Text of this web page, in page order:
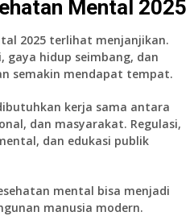
Mental 2025
2025 terlihat menjanjikan.
gaya hidup seimbang, dan
semakin mendapat tempat.
kerja sama antara
dan masyarakat. Regulasi,
dan edukasi publik
mental bisa menjadi
manusia modern.